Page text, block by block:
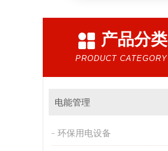
产品分类
PRODUCT CATEGORY
电能管理
环保用电设备